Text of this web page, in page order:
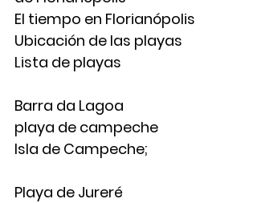
El tiempo en Florianópolis
Ubicación de las playas
Lista de playas
Barra da Lagoa
playa de campeche
Isla de Campeche;
Playa de Jureré